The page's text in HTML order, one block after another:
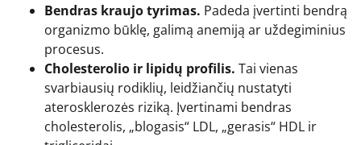
Bendras kraujo tyrimas. Padeda įvertinti bendrą
organizmo būklę, galimą anemiją ar uždegiminius
procesus.
Cholesterolio ir lipidų profilis. Tai vienas
svarbiausių rodiklių, leidžiančių nustatyti
aterosklerozės riziką. Įvertinami bendras
cholesterolis, „blogasis“ LDL, „gerasis“ HDL ir